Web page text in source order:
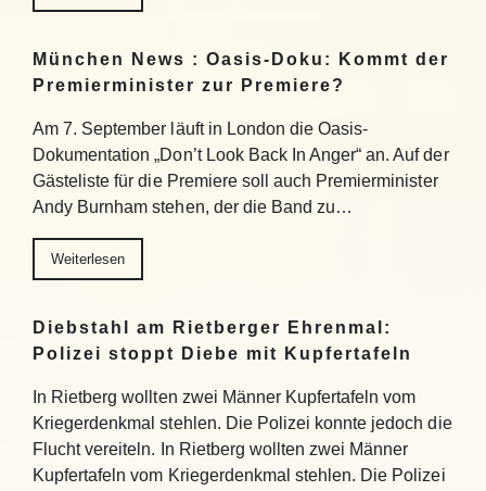
München News : Oasis-Doku: Kommt der
Premierminister zur Premiere?
Am 7. September läuft in London die Oasis-
Dokumentation „Don’t Look Back In Anger“ an. Auf der
Gästeliste für die Premiere soll auch Premierminister
Andy Burnham stehen, der die Band zu…
Weiterlesen
Diebstahl am Rietberger Ehrenmal:
Polizei stoppt Diebe mit Kupfertafeln
In Rietberg wollten zwei Männer Kupfertafeln vom
Kriegerdenkmal stehlen. Die Polizei konnte jedoch die
Flucht vereiteln. In Rietberg wollten zwei Männer
Kupfertafeln vom Kriegerdenkmal stehlen. Die Polizei